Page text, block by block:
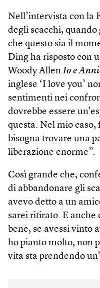
Nell’intervista con la
degli scacchi, quando
che questo sia il
Ding ha risposto con
Woody Allen Io e
inglese ‘I love you’
sentimenti nei
dovrebbe essere
questa. Nel mio
bisogna trovare una
liberazione enorme”.
Così grande che,
di abbandonare gli
avevo detto a un
sarei ritirato. E anche
bene, se avessi vinto
ho pianto molto, non
vita sta prendendo